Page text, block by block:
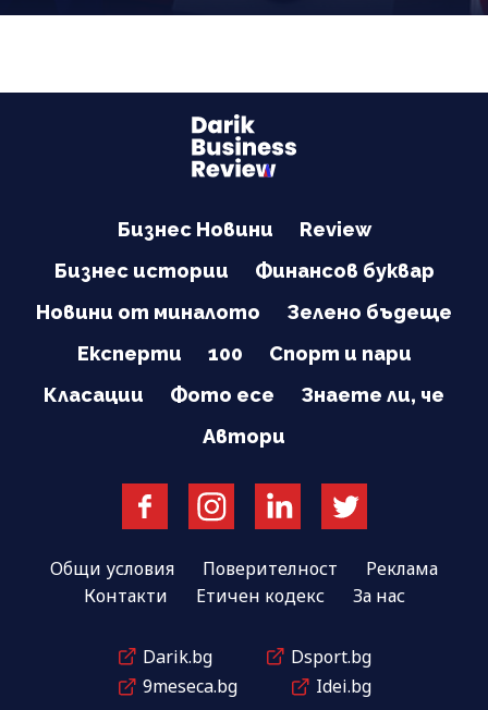
Бизнес Новини
Review
Бизнес истории
Финансов буквар
Новини от миналото
Зелено бъдеще
Експерти
100
Спорт и пари
Класации
Фото есе
Знаете ли, че
Автори
Общи условия Поверителност
Реклама
Контакти
Етичен кодекс За нас
Darik.bg
Dsport.bg
9meseca.bg
Idei.bg